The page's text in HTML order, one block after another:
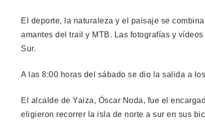
El deporte, la naturaleza y el paisaje se
amantes del trail y MTB. Las fotografías y
Sur.
A las 8:00 horas del sábado se dio la salida a
El alcalde de Yaiza, Óscar Noda, fue el
eligieron recorrer la isla de norte a sur en sus